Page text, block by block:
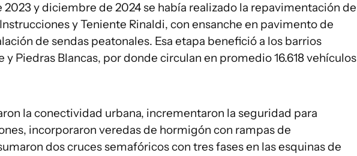
y diciembre de 2024 se había realizado la repavimentación de
y Teniente Rinaldi, con ensanche en pavimento de
de sendas peatonales. Esa etapa benefició a los barrios
y Piedras Blancas, por donde circulan en promedio 16.618 vehículos
la conectividad urbana, incrementaron la seguridad para
incorporaron veredas de hormigón con rampas de
dos cruces semafóricos con tres fases en las esquinas de